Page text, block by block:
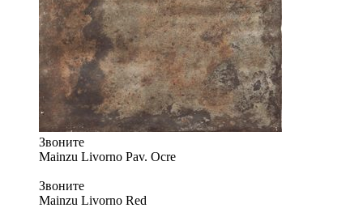
Звоните
Mainzu Livorno Pav. Ocre
Звоните
Mainzu Livorno Red